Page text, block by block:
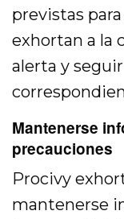
previstas
exhortan a la
alerta y
Mantenerse
precauciones
Procivy
mantenerse